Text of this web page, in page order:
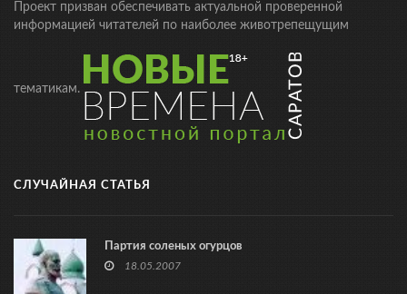
Проект призван обеспечивать актуальной проверенной
информацией читателей по наиболее животрепещущим
тематикам.
СЛУЧАЙНАЯ СТАТЬЯ
Партия соленых огурцов
18.05.2007